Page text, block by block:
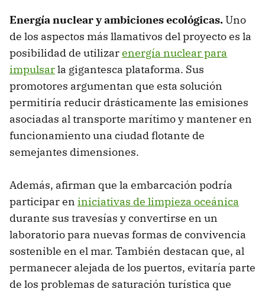
Energía nuclear y ambiciones ecológicas.Uno
de los aspectos más llamativos del proyecto es la
posibilidad de utilizarenergía nuclear para
impulsarla gigantesca plataforma. Sus
promotores argumentan que esta solución
permitiría reducir drásticamente las emisiones
asociadas al transporte marítimo y mantener en
funcionamiento una ciudad flotante de
semejantes dimensiones.
Además, afirman que la embarcación podría
participar en iniciativas de limpieza oceánica
durante sus travesías y convertirse en un
laboratorio para nuevas formas de convivencia
sostenible en el mar. También destacan que, al
permanecer alejada de los puertos, evitaría parte
de los problemas de saturación turística que